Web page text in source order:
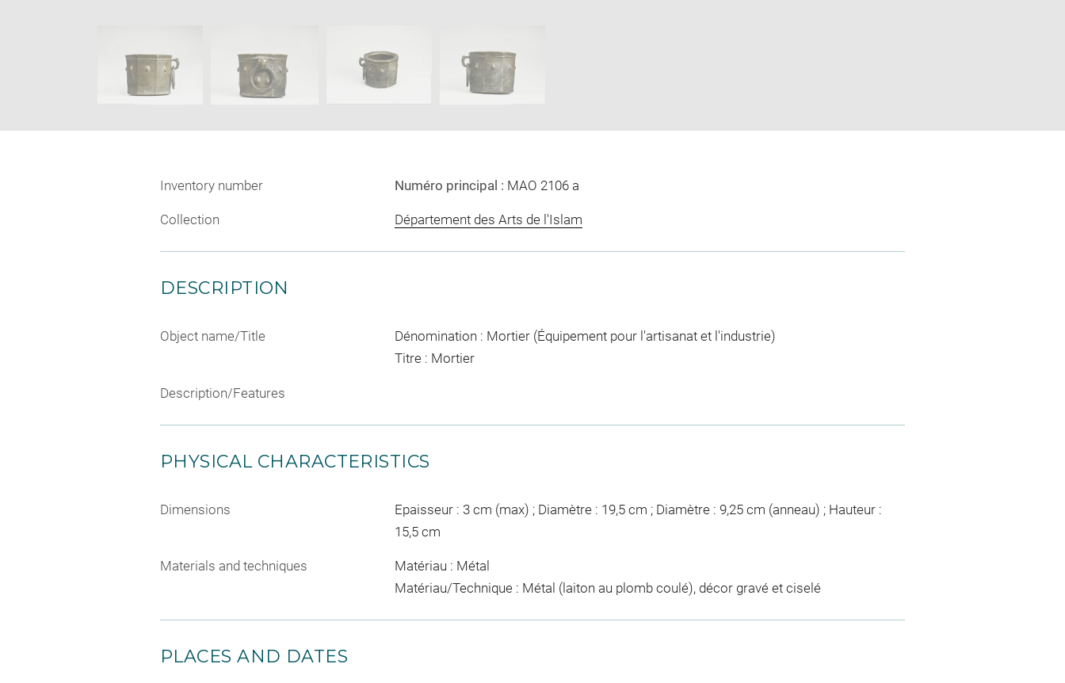
Inventory number Numéro principal : MAO 2106 a
Collection Département des Arts de l'Islam
DESCRIPTION
Object name/Title
Dénomination : Mortier (Équipement pour l'artisanat et l'industrie)
Titre : Mortier
Description/Features
PHYSICAL CHARACTERISTICS
Dimensions
Epaisseur : 3 cm (max) ; Diamètre : 19,5 cm ; Diamètre : 9,25 cm (anneau) ; Hauteur :
15,5 cm
Materials and techniques
Matériau : Métal
Matériau/Technique : Métal (laiton au plomb coulé), décor gravé et ciselé
PLACES AND DATES